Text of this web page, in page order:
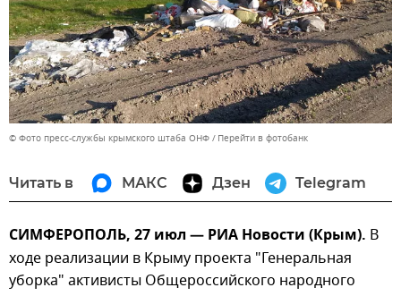
© Фото пресс-службы крымского штаба ОНФ Перейти в фотобанк
Читать в МАКС Дзен Telegram
СИМФЕРОПОЛЬ, 27 июл — РИА Новости (Крым). В
ходе реализации в Крыму проекта "Генеральная
уборка" активисты Общероссийского народного